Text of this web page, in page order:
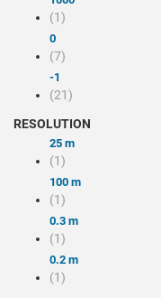
(1)
0
(7)
-1
(21)
RESOLUTION
25 m
(1)
100 m
(1)
0.3 m
(1)
0.2 m
(1)